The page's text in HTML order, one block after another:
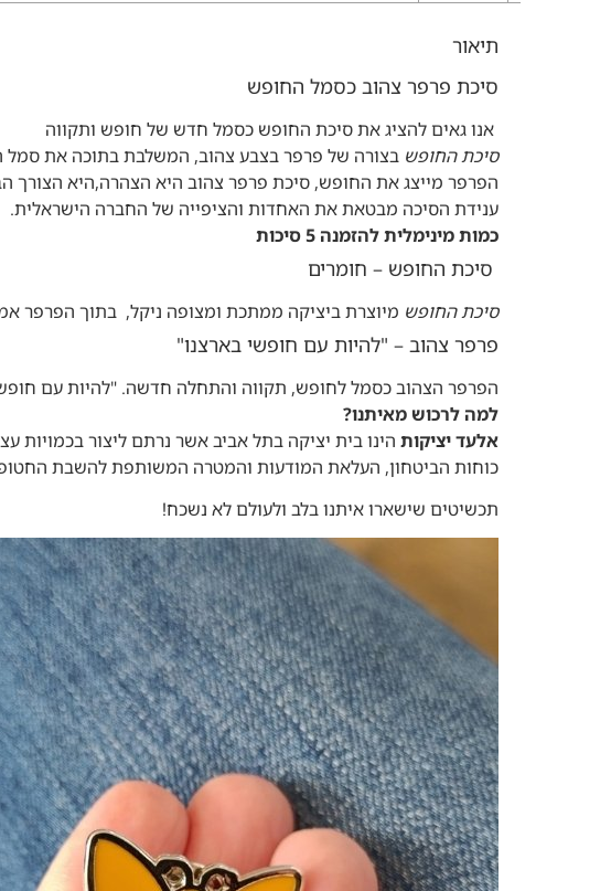
תיאור
סיכת פרפר צהוב כסמל החופש
אנו גאים להציג את סיכת החופש כסמל חדש של חופש ותקווה
סיכת החופש בצורה של פרפר בצבע צהוב, המשלבת בתוכה את סמל
הפרפר מייצג את החופש, סיכת פרפר צהוב היא הצהרה,היא הצורך
ענידת הסיכה מבטאת את האחדות והציפייה של החברה הישראלית.
כמות מינימלית להזמנה 5 סיכות
סיכת החופש – חומרים
סיכת החופש מיוצרת ביציקה ממתכת ומצופה ניקל, בתוך הפרפר
פרפר צהוב – "להיות עם חופשי בארצנו"
הפרפר הצהוב כסמל לחופש, תקווה והתחלה חדשה. "להיות עם
למה לרכוש מאיתנו?
אלעד יציקות הינו בית יציקה בתל אביב אשר נרתם ליצור בכמויות
כוחות הביטחון, העלאת המודעות והמטרה המשותפת להשבת החטופים
תכשיטים שישארו איתנו בלב ולעולם לא נשכח!